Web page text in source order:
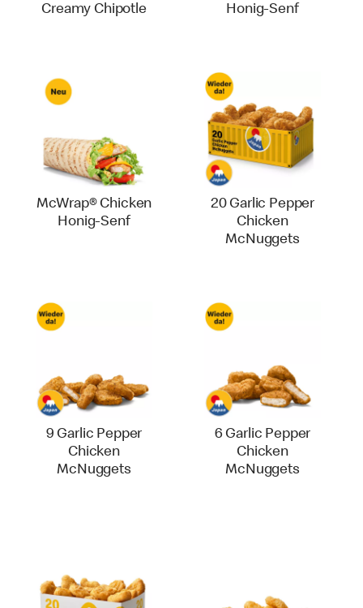
Creamy Chipotle
Honig-Senf
McWrap® Chicken
Honig-Senf
20 Garlic Pepper
Chicken
McNuggets
9 Garlic Pepper
Chicken
McNuggets
6 Garlic Pepper
Chicken
McNuggets